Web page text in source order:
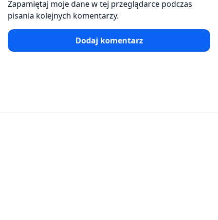
Zapamiętaj moje dane w tej przeglądarce podczas
pisania kolejnych komentarzy.
Dodaj komentarz